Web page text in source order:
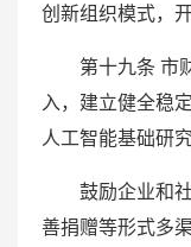
创新组织模式，
第十九条 市财
入，建立健全稳
人工智能基础研
鼓励企业和社
善捐赠等形式多